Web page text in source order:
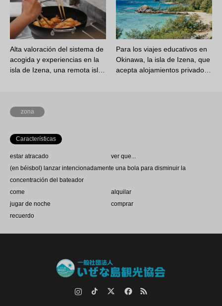
Alta valoración del sistema de
acogida y experiencias en la
isla de Izena, una remota isl…
Para los viajes educativos en
Okinawa, la isla de Izena, que
acepta alojamientos privado…
zona
Características
estar atracado
ver que...
(en béisbol) lanzar intencionadamente una bola para disminuir la
concentración del bateador
come
alquilar
jugar de noche
comprar
recuerdo
Facebook RSS